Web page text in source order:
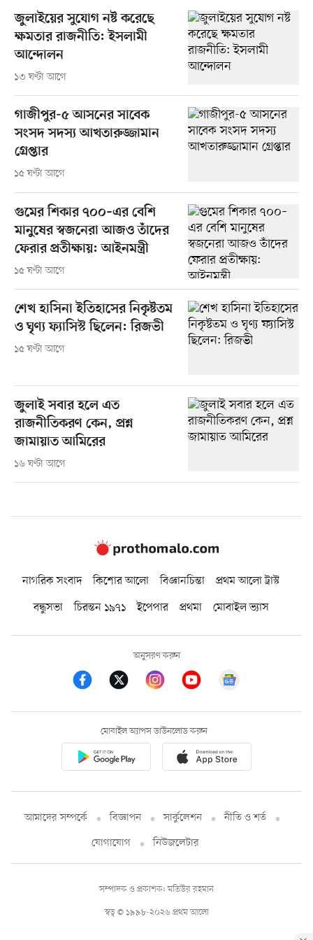
জুলাইয়ের সুযোগ নষ্ট করেছে
ক্ষমতার রাজনীতি: ইসলামী
আন্দোলন
১৩ ঘণ্টা আগে
গাজীপুর-৫ আসনের সাবেক
সংসদ সদস্য আখতারুজ্জামান
গ্রেপ্তার
১৫ ঘণ্টা আগে
গুমের শিকার ৭০০–এর বেশি
মানুষের স্বজনেরা আজও তাঁদের
ফেরার প্রতীক্ষায়: আইনমন্ত্রী
১৫ ঘণ্টা আগে
শেখ হাসিনা ইতিহাসের নিকৃষ্টতম
ও ঘৃণ্য ফ্যাসিস্ট ছিলেন: রিজভী
১৫ ঘণ্টা আগে
জুলাই সবার হলে এত
রাজনীতিকরণ কেন, প্রশ্ন
জামায়াত আমিরের
১৬ ঘণ্টা আগে
নাগরিক সংবাদ কিশোর আলো বিজ্ঞানচিন্তা
প্রথম আলো ট্রাস্ট
বন্ধুসভা
চিরন্তন ১৯৭১ ইপেপার প্রথমা মোবাইল ভ্যাস
অনুসরণ করুন
মোবাইল অ্যাপস ডাউনলোড করুন
আমাদের সম্পর্কে বিজ্ঞাপন সার্কুলেশন
নীতি ও শর্ত
যোগাযোগ
নিউজলেটার
স্বত্ব © ১৯৯৮-২০২৬ প্রথম আলো
সম্পাদক ও প্রকাশক: মতিউর রহমান